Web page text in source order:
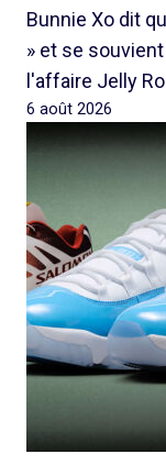
Bunnie Xo dit
» et se
l'affaire Jelly Roll
6 août 2026